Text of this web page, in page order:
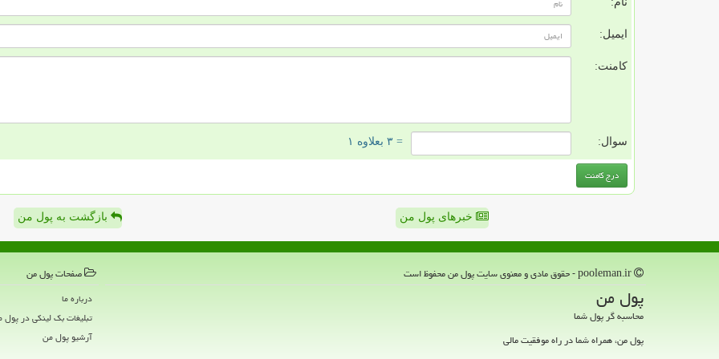
ایمیل:
کامنت:
سوال: = ۳ بعلاوه ۱
خبرهای پول من بازگشت به پول من
پول من
محاسبه گر پول شما
پول من، همراه شما در راه موفقیت مالی
صفحات پول من
درباره ما
تبلیغات بک لینکی در
آرشیو پول من